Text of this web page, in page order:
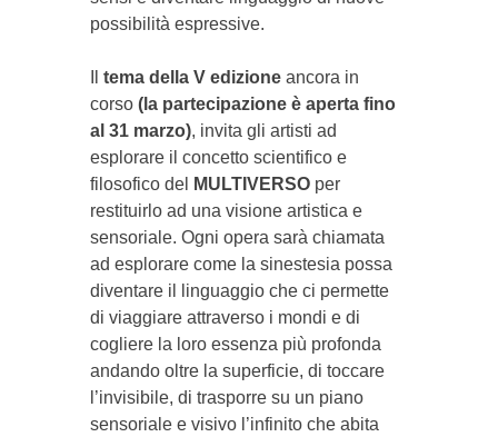
possibilità espressive.
tema della V edizioneancora in
corso (la partecipazione è aperta fino
al 31 marzo), invita gli artisti ad
esplorare il concetto scientifico e
filosofico del
MULTIVERSOper
restituirlo ad una visione artistica e
sensoriale. Ogni opera sarà chiamata
ad esplorare come la sinestesia possa
diventare il linguaggio che ci permette
di viaggiare attraverso i mondi e di
cogliere la loro essenza più profonda
andando oltre la superficie, di toccare
l’invisibile, di trasporre su un piano
sensoriale e visivo l’infinito che abita